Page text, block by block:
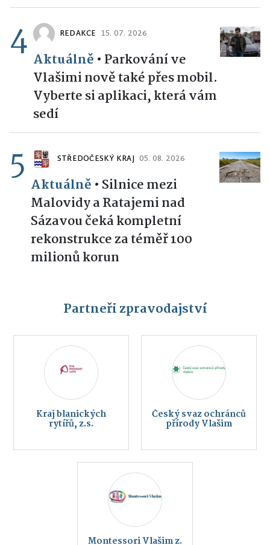
4 REDAKCE 15. 07. 2026
Aktuálně • Parkování ve
Vlašimi nově také přes mobil.
Vyberte si aplikaci, která vám
sedí
5 STŘEDOČESKÝ KRAJ 05. 08. 2026
Aktuálně • Silnice mezi
Malovidy a Ratajemi nad
Sázavou čeká kompletní
rekonstrukce za téměř 100
milionů korun
Partneři zpravodajství
Kraj blanických
rytířů, z.s.
Český svaz ochránců
přírody Vlašim
Montessori Vlašim z.